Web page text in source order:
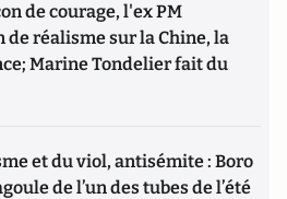
de courage, l'ex PM
réalisme sur la Chine, la
Marine Tondelier fait du
et du viol, antisémite : Boro
de l’un des tubes de l’été